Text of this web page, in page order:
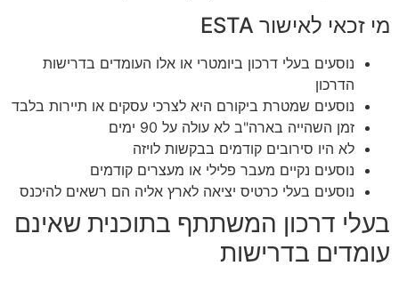
מי זכאי לאישור ESTA
נוסעים בעלי דרכון ביומטרי או אלו העומדים בדרישות
הדרכון
נוסעים שמטרת ביקורם היא לצרכי עסקים או תיירות בלבד
זמן השהייה בארה"ב לא עולה על 90 ימים
לא היו סירובים קודמים בבקשות לויזה
נוסעים נקיים מעבר פלילי או מעצרים קודמים
נוסעים בעלי כרטיס יציאה לארץ אליה הם רשאים להיכנס
בעלי דרכון המשתתף בתוכנית שאינם
עומדים בדרישות